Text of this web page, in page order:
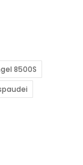
8500S